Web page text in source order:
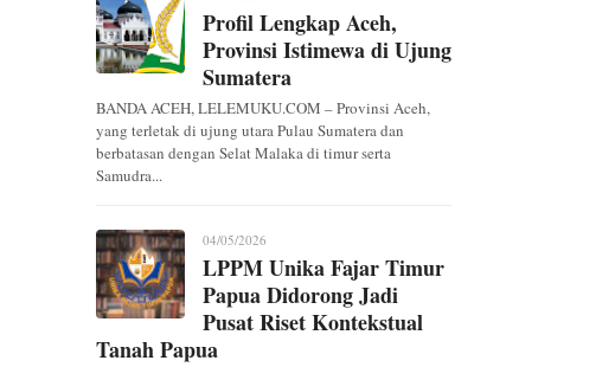
Profil Lengkap Aceh,
Provinsi Istimewa di Ujung
Sumatera
BANDA ACEH, LELEMUKU.COM – Provinsi Aceh,
yang terletak di ujung utara Pulau Sumatera dan
berbatasan dengan Selat Malaka di timur serta
Samudra...
04/05/2026
LPPM Unika Fajar Timur
Papua Didorong Jadi
Pusat Riset Kontekstual
Tanah Papua